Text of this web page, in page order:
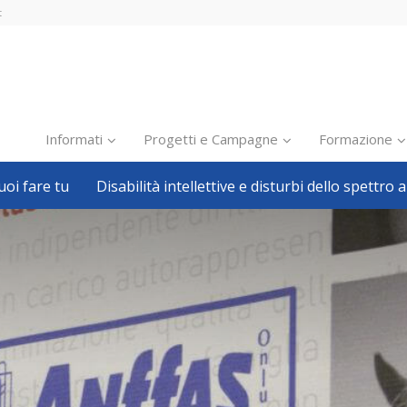
Informati
Inclusione scolastica
Inclusione lavorativa
Politiche sociali
Pillole
Formazione
Avvisi, bandi
Welfare locale
Progetti e Campagne Formazione
fare tu Disabilità intellettive e disturbi dello spettro